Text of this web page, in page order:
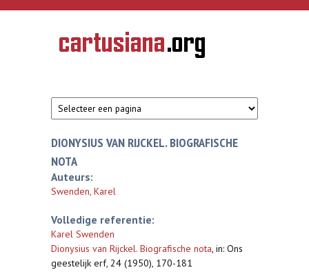
Overslaan en naar de inhoud gaan
CARTUSIANA
Geschiedenis
van de
DIONYSIUS VAN RIJCKEL. BIOGRAFISCHE
NOTA
Auteurs:
Swenden, Karel
Volledige referentie:
Karel Swenden
Dionysius van Rijckel. Biografische nota, in: Ons
geestelijk erf, 24 (1950), 170-181